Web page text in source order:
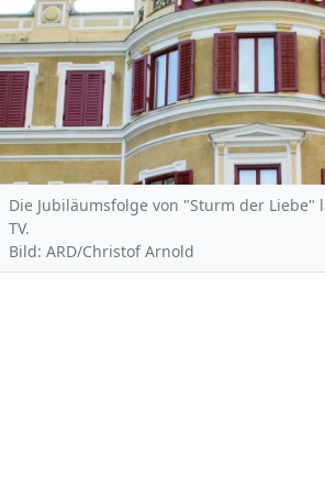
Die Jubiläumsfolge von "Sturm der Liebe"
TV.
Bild: ARD/Christof Arnold